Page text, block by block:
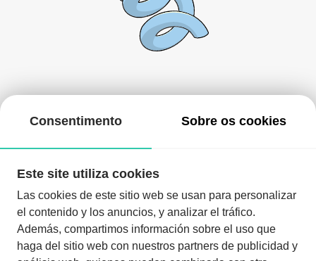
Pode voltar mais tarde ou procurar outros eventos.
Consentimento Sobre os cookies
Este site utiliza cookies
Las cookies de este sitio web se usan para personalizar
el contenido y los anuncios, y analizar el tráfico.
Además, compartimos información sobre el uso que
haga del sitio web con nuestros partners de publicidad y